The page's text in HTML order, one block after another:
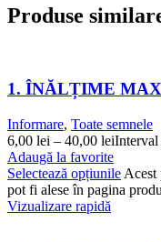
Produse
1. ÎNĂLȚIME
Informare, Toate semnele
6,00 lei – 40,00 leiInterval
Adaugă la favorite
Selectează opțiunile Acest
pot fi alese în pagina
Vizualizare rapidă